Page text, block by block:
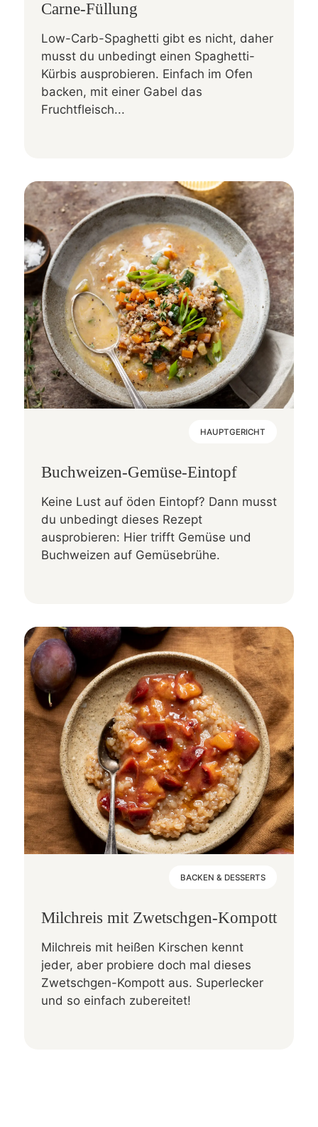
Carne-Füllung
Low-Carb-Spaghetti gibt es nicht, daher
musst du unbedingt einen Spaghetti-
Kürbis ausprobieren. Einfach im Ofen
backen, mit einer Gabel das
Fruchtfleisch...
HAUPTGERICHT
Buchweizen-Gemüse-Eintopf
Keine Lust auf öden Eintopf? Dann musst
du unbedingt dieses Rezept
ausprobieren: Hier trifft Gemüse und
Buchweizen auf Gemüsebrühe.
BACKEN & DESSERTS
Milchreis mit Zwetschgen-Kompott
Milchreis mit heißen Kirschen kennt
jeder, aber probiere doch mal dieses
Zwetschgen-Kompott aus. Superlecker
und so einfach zubereitet!